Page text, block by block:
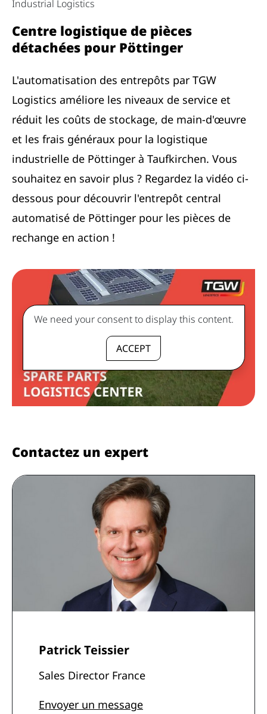
Industrial Logistics
Centre logistique de pièces
détachées pour Pöttinger
L'automatisation des entrepôts par TGW
Logistics améliore les niveaux de service et
réduit les coûts de stockage, de main-d'œuvre
et les frais généraux pour la logistique
industrielle de Pöttinger à Taufkirchen. Vous
souhaitez en savoir plus ? Regardez la vidéo ci-
dessous pour découvrir l'entrepôt central
automatisé de Pöttinger pour les pièces de
rechange en action !
We need your consent to display this content.
ACCEPT
Contactez un expert
Patrick Teissier
Sales Director France
Envoyer un message